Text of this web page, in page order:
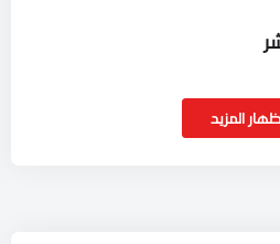
المزيد